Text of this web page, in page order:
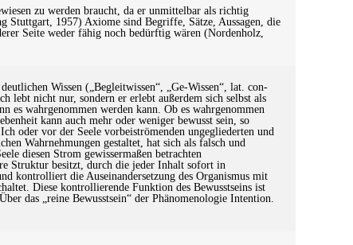
zu werden braucht, da er unmittelbar als richtig
Stuttgart, 1957) Axiome sind Begriffe, Sätze, Aussagen, die
Seite weder fähig noch bedürftig wären (Nordenholz,
Wissen („Begleitwissen“, „Ge-Wissen“, lat. con-
lebt nicht nur, sondern er erlebt außerdem sich selbst als
es wahrgenommen werden kann. Ob es wahrgenommen
kann auch mehr oder weniger bewusst sein, so
oder vor der Seele vorbeiströmenden ungegliederten und
Wahrnehmungen gestaltet, hat sich als falsch und
diesen Strom gewissermaßen betrachten
Struktur besitzt, durch die jeder Inhalt sofort in
kontrolliert die Auseinandersetzung des Organismus mit
Diese kontrollierende Funktion des Bewusstseins ist
das „reine Bewusstsein“ der Phänomenologie Intention.